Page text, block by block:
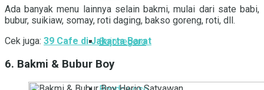
Bojonegoro
Ada banyak menu lainnya selain bakmi, mulai dari sate babi,
bubur, suikiaw, somay, roti daging, bakso goreng, roti, dll.
Cek juga: 39 Cafe di Jakarta Barat
6. Bakmi & Bubur Boy